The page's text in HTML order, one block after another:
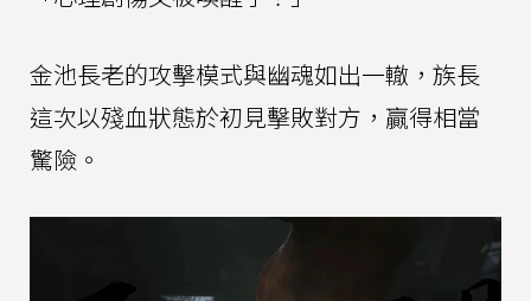
金池長老的攻擊模式與幽魂如出一轍，族長
這次以殘血狀態於初見擊敗對方，贏得相當
驚險。